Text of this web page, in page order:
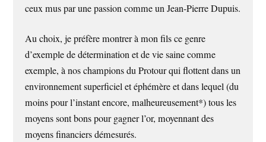
ceux mus par une passion comme un Jean-Pierre Dupuis.
Au choix, je préfère montrer à mon fils ce genre
d’exemple de détermination et de vie saine comme
exemple, à nos champions du Protour qui flottent dans un
environnement superficiel et éphémère et dans lequel (du
moins pour l’instant encore, malheureusement*) tous les
moyens sont bons pour gagner l’or, moyennant des
moyens financiers démesurés.